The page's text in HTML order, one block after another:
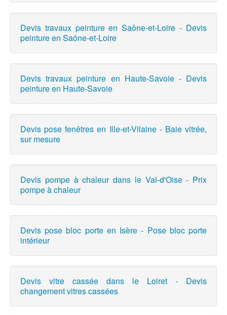
Devis travaux peinture en Saône-et-Loire - Devis
peinture en Saône-et-Loire
Devis travaux peinture en Haute-Savoie - Devis
peinture en Haute-Savoie
Devis pose fenêtres en Ille-et-Vilaine - Baie vitrée,
sur mesure
Devis pompe à chaleur dans le Val-d'Oise - Prix
pompe à chaleur
Devis pose bloc porte en Isère - Pose bloc porte
intérieur
Devis vitre cassée dans le Loiret - Devis
changement vitres cassées